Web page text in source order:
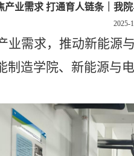
产业需求 打通育人链条｜我
2025-
需求，推动新能源
制造学院、新能源与